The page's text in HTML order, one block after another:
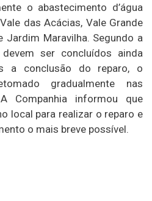
o abastecimento d’água
das Acácias, Vale Grande
Jardim Maravilha. Segundo a
ser concluídos ainda
a conclusão do reparo, o
gradualmente nas
Companhia informou que
local para realizar o reparo e
o mais breve possível.